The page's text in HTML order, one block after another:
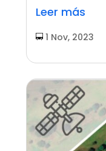
Leer más
1 Nov, 2023